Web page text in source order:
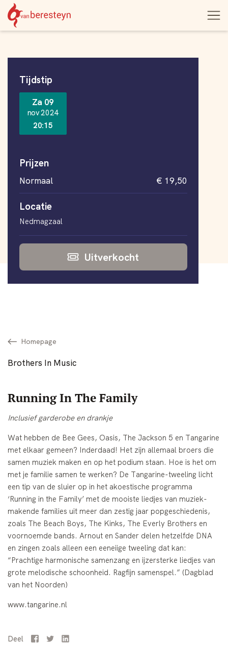
Navigatie
overslaan
Theater
vanBeresteyn
Open
Homepage
Brothers In Music
Running In The Family
Inclusief garderobe en drankje
Wat hebben de Bee Gees, Oasis, The Jackson 5 en Tangarine
met elkaar gemeen? Inderdaad! Het zijn allemaal broers die
samen muziek maken en op het podium staan. Hoe is het om
met je familie samen te werken? De Tangarine-tweeling licht
een tip van de sluier op in het akoestische programma
‘Running in the Family’ met de mooiste liedjes van muziek-
makende families uit meer dan zestig jaar popgeschiedenis,
zoals The Beach Boys, The Kinks, The Everly Brothers en
voornoemde bands. Arnout en Sander delen hetzelfde DNA
en zingen zoals alleen een eeneiige tweeling dat kan:
“Prachtige harmonische samenzang en ijzersterke liedjes van
grote melodische schoonheid. Ragfijn samenspel.” (Dagblad
van het Noorden)
www.tangarine.nl
Deel Facebook
Twitter
Informatie
Uitverkocht
Tijdstip
Za 09
nov 2024
20:15
Prijzen
Normaal € 19,50
Locatie
Nedmagzaal